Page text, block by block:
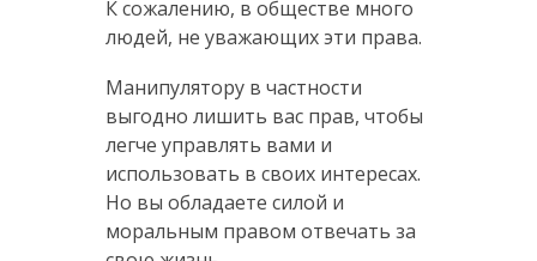
К сожалению, в обществе много
людей, не уважающих эти права.
Манипулятору в частности
выгодно лишить вас прав, чтобы
легче управлять вами и
использовать в своих интересах.
Но вы обладаете силой и
моральным правом отвечать за